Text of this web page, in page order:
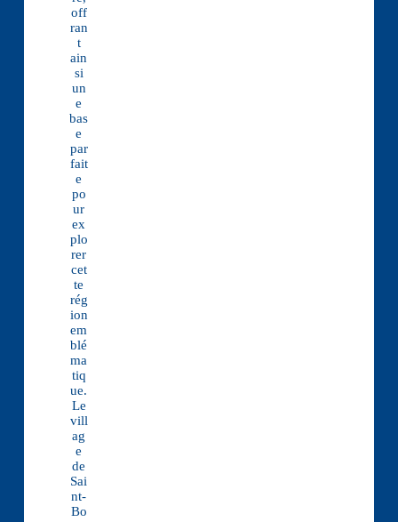
off
ran
t
ain
si
un
e
bas
e
par
fait
e
po
ur
ex
plo
rer
cet
te
rég
ion
em
blé
ma
tiq
ue.
Le
vill
ag
e
de
Sai
nt-
Bo